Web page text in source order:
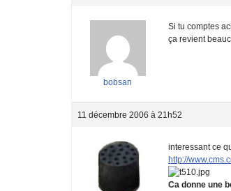
bobsan
Si tu comptes
ça revient
11 décembre 2006 à 21h52
interessant ce
http://
Ca donne une